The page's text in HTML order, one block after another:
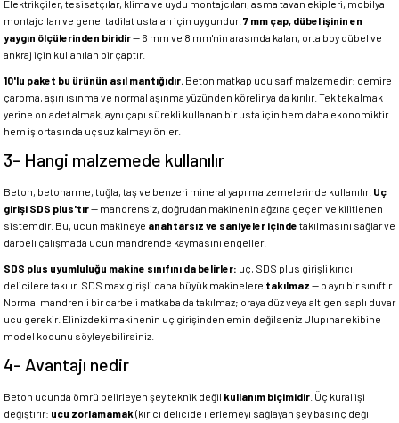
Elektrikçiler, tesisatçılar, klima ve uydu montajcıları, asma tavan ekipleri, mobilya
montajcıları ve genel tadilat ustaları için uygundur. 7 mm çap, dübel işinin en
yaygın ölçülerinden biridir— 6 mm ve 8 mm'nin arasında kalan, orta boy dübel ve
ankraj için kullanılan bir çaptır.
10'lu paket bu ürünün asıl mantığıdır. Beton matkap ucu sarf malzemedir: demire
çarpma, aşırı ısınma ve normal aşınma yüzünden körelir ya da kırılır. Tek tek almak
yerine on adet almak, aynı çapı sürekli kullanan bir usta için hem daha ekonomiktir
hem iş ortasında uçsuz kalmayı önler.
3- Hangi malzemede kullanılır
Beton, betonarme, tuğla, taş ve benzeri mineral yapı malzemelerinde kullanılır. Uç
girişi SDS plus'tır— mandrensiz, doğrudan makinenin ağzına geçen ve kilitlenen
sistemdir. Bu, ucun makineye anahtarsız ve saniyeler içinde takılmasını sağlar ve
darbeli çalışmada ucun mandrende kaymasını engeller.
SDS plus uyumluluğu makine sınıfını da belirler: uç, SDS plus girişli kırıcı
delicilere takılır. SDS max girişli daha büyük makinelere takılmaz — o ayrı bir sınıftır.
Normal mandrenli bir darbeli matkaba da takılmaz; oraya düz veya altıgen saplı duvar
ucu gerekir. Elinizdeki makinenin uç girişinden emin değilseniz Ulupınar ekibine
model kodunu söyleyebilirsiniz.
4- Avantajı nedir
Beton ucunda ömrü belirleyen şey teknik değil kullanım biçimidir . Üç kural işi
değiştirir: ucu zorlamamak (kırıcı delicide ilerlemeyi sağlayan şey basınç değil